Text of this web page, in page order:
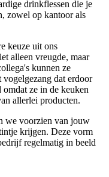
drinkflessen die je
zowel op kantoor als
keuze uit ons
alleen vreugde, maar
kunnen ze
dat erdoor
ze in de keuken
allerlei producten.
we voorzien van jouw
krijgen. Deze vorm
regelmatig in beeld